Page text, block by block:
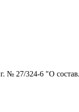
№ 27/324-6 "О